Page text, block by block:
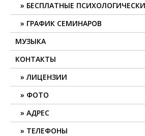
БЕСПЛАТНЫЕ
ГРАФИК СЕМИНАРОВ
МУЗЫКА
КОНТАКТЫ
ЛИЦЕНЗИИ
ФОТО
АДРЕС
ТЕЛЕФОНЫ